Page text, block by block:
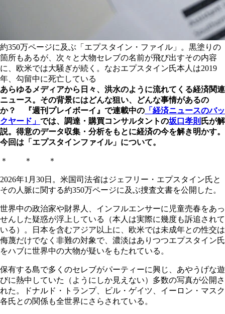
約350万ページに及ぶ「エプスタイン・ファイル」。黒塗りの
箇所もあるが、次々と大物セレブの名前が飛び出すその内容
に、欧米では大騒ぎが続く。なおエプスタイン氏本人は2019
年、勾留中に死亡している
あらゆるメディアから日々、洪水のように流れてくる経済関連
ニュース。その背景にはどんな狙い、どんな事情があるの
か？ 『週刊プレイボーイ』で連載中の 「経済ニュースのバッ
クヤード」 では、調達・購買コンサルタントの坂口孝則 氏が解
説。得意のデータ収集・分析をもとに経済の今を解き明かす。
今回は「エプスタインファイル」について。
＊ ＊ ＊
2026年1月30日。米国司法省はジェフリー・エプスタイン氏と
その人脈に関する約350万ページに及ぶ捜査文書を公開した。
世界中の政治家や財界人、インフルエンサーに児童売春をあっ
せんした疑惑が浮上している（本人は実際に幾度も訴追されて
いる）。日本を含むアジア以上に、欧米では未成年との性交は
侮蔑だけでなく非難の対象で、濃淡はありつつエプスタイン氏
をハブに世界中の大物が疑いをもたれている。
保有する島で多くのセレブがパーティーに興じ、あやうげな遊
びに熱中していた（ようにしか見えない）多数の写真が公開さ
れた。ドナルド・トランプ、ビル・ゲイツ、イーロン・マスク
各氏との関係も全世界にさらされている。